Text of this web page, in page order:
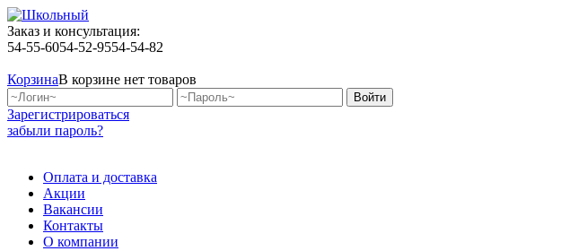
Заказ и консультация:
54-55-6054-52-9554-54-82
КорзинаВ корзине нет товаров
Зарегистрироваться
забыли пароль?
Оплата и доставка
Акции
Вакансии
Контакты
О компании